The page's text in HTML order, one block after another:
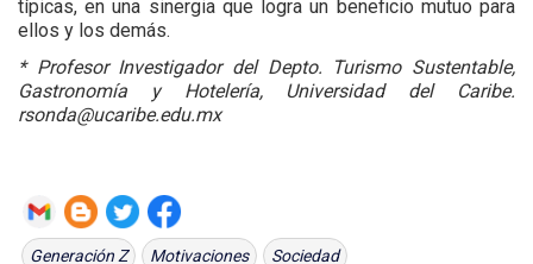
típicas, en una sinergia que logra un beneficio mutuo para
ellos y los demás.
* Profesor Investigador del Depto. Turismo Sustentable,
Gastronomía y Hotelería, Universidad del Caribe.
rsonda@ucaribe.edu.mx
Generación Z Motivaciones Sociedad